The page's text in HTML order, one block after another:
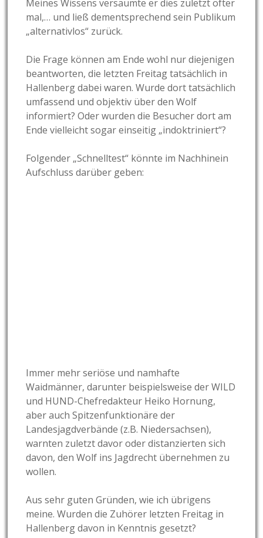
Meines Wissens versäumte er dies zuletzt öfter
mal,… und ließ dementsprechend sein Publikum
„alternativlos“ zurück.
Die Frage können am Ende wohl nur diejenigen
beantworten, die letzten Freitag tatsächlich in
Hallenberg dabei waren. Wurde dort tatsächlich
umfassend und objektiv über den Wolf
informiert? Oder wurden die Besucher dort am
Ende vielleicht sogar einseitig „indoktriniert“?
Folgender „Schnelltest“ könnte im Nachhinein
Aufschluss darüber geben:
Immer mehr seriöse und namhafte
Waidmänner, darunter beispielsweise der WILD
und HUND-Chefredakteur Heiko Hornung,
aber auch Spitzenfunktionäre der
Landesjagdverbände (z.B. Niedersachsen),
warnten zuletzt davor oder distanzierten sich
davon, den Wolf ins Jagdrecht übernehmen zu
wollen.
Aus sehr guten Gründen, wie ich übrigens
meine. Wurden die Zuhörer letzten Freitag in
Hallenberg davon in Kenntnis gesetzt?